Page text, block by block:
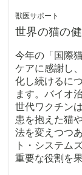
獣医サポート
世界の猫の
今年の「国際
ケアに感謝し
化し続けるに
ます。バイオ
世代ワクチン
患を抱えた猫
法を変えつつ
ト・システム
重要な役割を